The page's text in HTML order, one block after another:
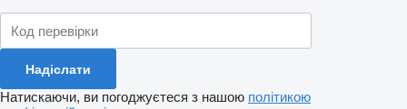
Натискаючи, ви погоджуєтеся з нашою політикою